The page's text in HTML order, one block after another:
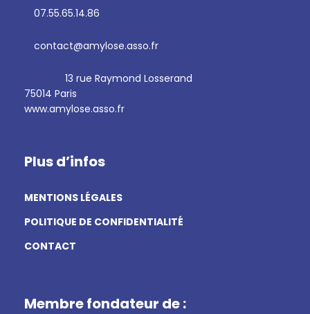
07.55.65.14.86
contact@amylose.asso.fr
13 rue Raymond Losserand
75014 Paris
www.amylose.asso.fr
Plus d’infos
MENTIONS LÉGALES
POLITIQUE DE CONFIDENTIALITÉ
CONTACT
Membre fondateur de :